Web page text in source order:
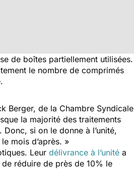
de boîtes partiellement utilisées.
le nombre de comprimés
Berger, de la Chambre Syndicale
la majorité des traitements
si on le donne à l’unité,
mois d’après. »
Leur délivrance à l’unité a
réduire de près de 10% le